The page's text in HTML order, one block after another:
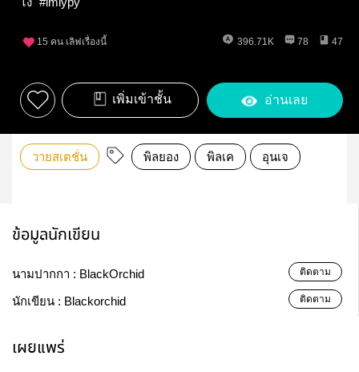
15 คน เลิฟเรื่องนี้ 396.71K 78 47
เพิ่มเข้าชั้น อ่านเลย
วายสเตชั่น พิลยอง พิลเค อุนเจ
ข้อมูลนักเขียน
นามปากกา : BlackOrchid ติดตาม
นักเขียน : Blackorchid ติดตาม
เผยแพร่